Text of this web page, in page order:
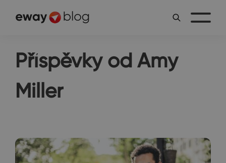
Příspěvky od Amy
Miller